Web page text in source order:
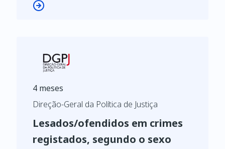
4 meses
Direção-Geral da Política de Justiça
Lesados/ofendidos em crimes
registados, segundo o sexo